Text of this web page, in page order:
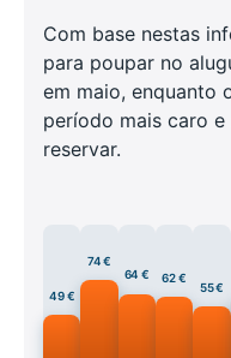
Com base nestas
para poupar no
em maio, enquanto
período mais caro
reservar.
49 €
74 €
64 € 62 €
55 €